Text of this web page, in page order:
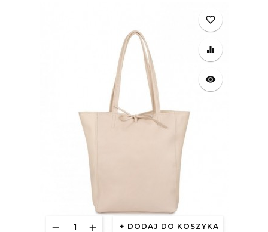
DODAJ DO KOSZYKA
favorite_border
equalizer
visibility